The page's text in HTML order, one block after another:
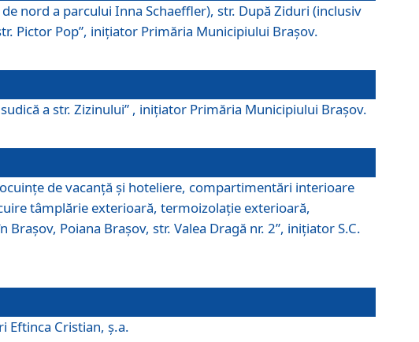
nord a parcului Inna Schaeffler), str. După Ziduri (inclusiv
Pictor Pop”, iniţiator Primăria Municipiului Braşov.
a str. Zizinului” , iniţiator Primăria Municipiului Braşov.
de vacanţă şi hoteliere, compartimentări interioare
tâmplărie exterioară, termoizolaţie exterioară,
Poiana Braşov, str. Valea Dragă nr. 2”, iniţiator S.C.
Eftinca Cristian, ş.a.